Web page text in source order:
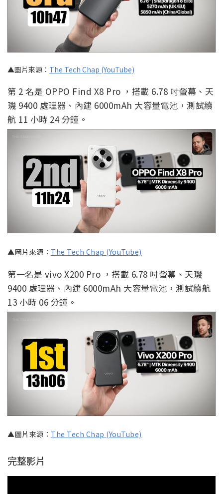
▲圖片來源： The Tech Chap (YouTube)
第 2 名是 OPPO Find X8 Pro ，搭載 6.78 吋螢幕、天
璣 9400 處理器、內建 6000mAh 大容量電池，測試續
航 11 小時 24 分鐘。
▲圖片來源： The Tech Chap (YouTube)
第一名是 vivo X200 Pro ，搭載 6.78 吋螢幕、天璣
9400 處理器、內建 6000mAh 大容量電池，測試續航
13 小時 06 分鐘。
▲圖片來源： The Tech Chap (YouTube)
完整影片